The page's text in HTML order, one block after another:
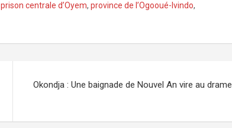
prison centrale d’Oyem, province de l’Ogooué-Ivindo,
Okondja : Une baignade de Nouvel An vire au drame